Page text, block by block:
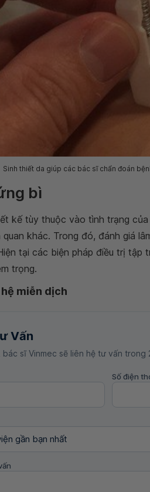
Sinh thiết da giúp các bác sĩ chẩn đoán
bì
kế tùy thuộc vào tình trạng
khác. Trong đó, đánh giá
tại các biện pháp điều trị tập
trọng.
miễn dịch
Vấn
sĩ Vinmec sẽ liên hệ tư vấn trong
Số điện